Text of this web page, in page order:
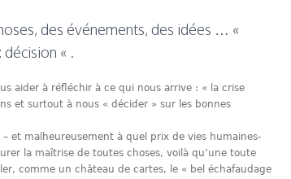
des événements, des idées … «
« .
aider à réfléchir à ce qui nous arrive : « la crise
et surtout à nous « décider » sur les bonnes
et malheureusement à quel prix de vies humaines-
la maîtrise de toutes choses, voilà qu’une toute
comme un château de cartes, le « bel échafaudage